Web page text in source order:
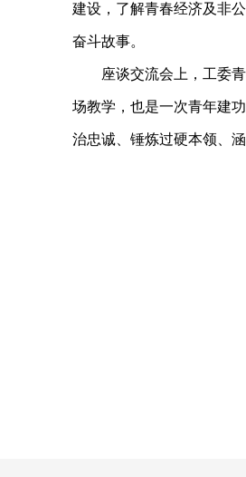
建设，了解青春经济及非
奋斗故事。
座谈交流会上，工委青
场教学，也是一次青年建
治忠诚、锤炼过硬本领、